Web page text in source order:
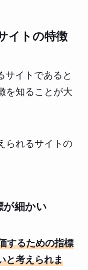
イトの特徴
サイトであると
を知ることが大
られるサイトの
が細かい
するための指標
と考えられま